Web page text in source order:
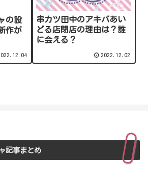
の設
作が
串カツ田中のアキバあい
どる店閉店の理由は？誰
に会える？
2022.12.02
記事まとめ